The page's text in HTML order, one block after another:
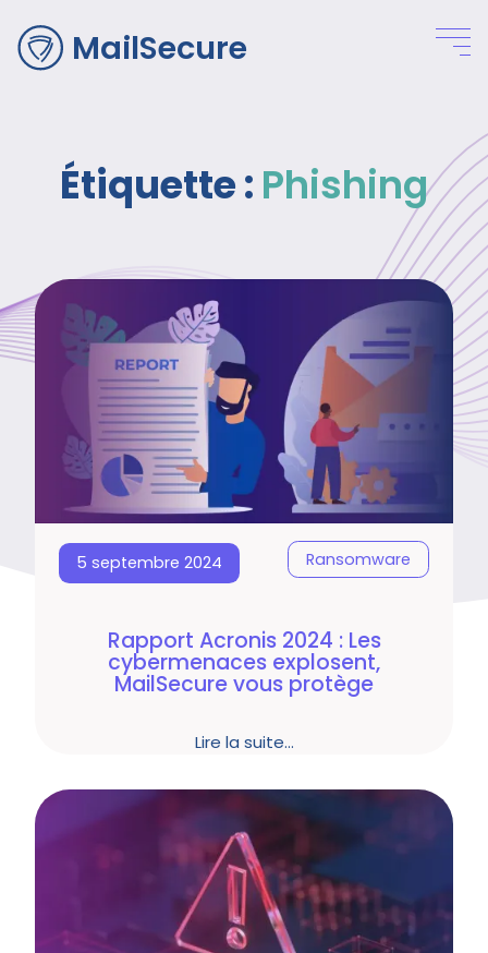
MailSecure
Étiquette : Phishing
5 septembre 2024 Ransomware
Rapport Acronis 2024 : Les
cybermenaces explosent,
MailSecure vous protège
Lire la suite…